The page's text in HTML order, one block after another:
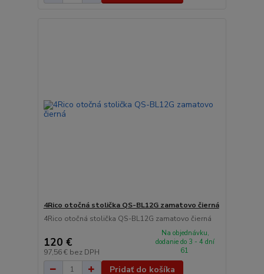
4Rico otočná stolička QS-BL12G zamatovo čierná
4Rico otočná stolička QS-BL12G zamatovo čierná
120 €
97,56 € bez DPH
Na objednávku,
dodanie do 3 - 4 dní
61
Pridať do košíka